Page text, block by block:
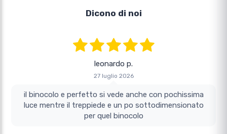
Dicono di noi
leonardo p.
27 luglio 2026
il binocolo e perfetto si vede anche con pochissima
luce mentre il treppiede e un po sottodimensionato
per quel binocolo